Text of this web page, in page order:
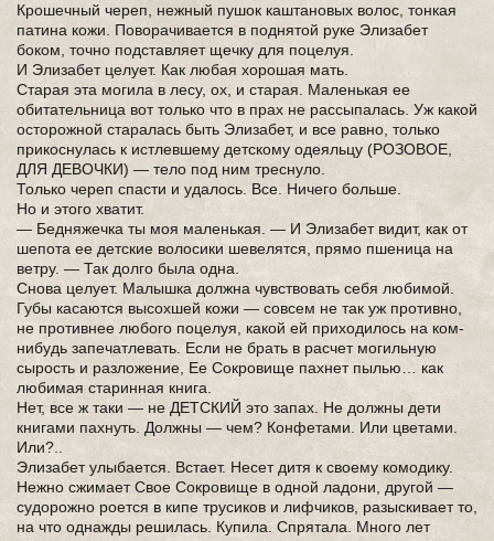
Крошечный череп, нежный пушок каштановых волос, тонкая
патина кожи. Поворачивается в поднятой руке Элизабет
боком, точно подставляет щечку для поцелуя.
И Элизабет целует. Как любая хорошая мать.
Старая эта могила в лесу, ох, и старая. Маленькая ее
обитательница вот только что в прах не рассыпалась. Уж какой
осторожной старалась быть Элизабет, и все равно, только
прикоснулась к истлевшему детскому одеяльцу (РОЗОВОЕ,
ДЛЯ ДЕВОЧКИ) — тело под ним треснуло.
Только череп спасти и удалось. Все. Ничего больше.
Но и этого хватит.
— Бедняжечка ты моя маленькая. — И Элизабет видит, как от
шепота ее детские волосики шевелятся, прямо пшеница на
ветру. — Так долго была одна.
Снова целует. Малышка должна чувствовать себя любимой.
Губы касаются высохшей кожи — совсем не так уж противно,
не противнее любого поцелуя, какой ей приходилось на ком-
нибудь запечатлевать. Если не брать в расчет могильную
сырость и разложение, Ее Сокровище пахнет пылью… как
любимая старинная книга.
Нет, все ж таки — не ДЕТСКИЙ это запах. Не должны дети
книгами пахнуть. Должны — чем? Конфетами. Или цветами.
Или?..
Элизабет улыбается. Встает. Несет дитя к своему комодику.
Нежно сжимает Свое Сокровище в одной ладони, другой —
судорожно роется в кипе трусиков и лифчиков, разыскивает то,
на что однажды решилась. Купила. Спрятала. Много лет